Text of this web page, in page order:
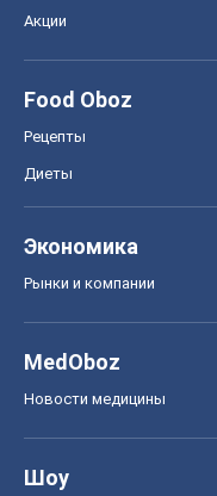
Акции
Food Oboz
Рецепты
Диеты
Экономика
Рынки и компании
MedOboz
Новости медицины
Шоу